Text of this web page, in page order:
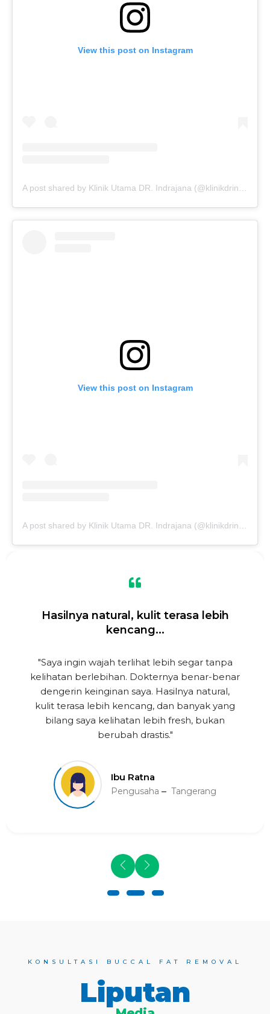
View this post on Instagram
View this post on Instagram
Hasilnya natural, kulit terasa lebih
kencang...
"Saya ingin wajah terlihat lebih segar tanpa
kelihatan berlebihan. Dokternya benar-benar
dengerin keinginan saya. Hasilnya natural,
kulit terasa lebih kencang, dan banyak yang
bilang saya kelihatan lebih fresh, bukan
berubah drastis."
Ibu Ratna
Pengusaha Tangerang
KONSULTASI BUCCAL FAT REMOVAL
Liputan